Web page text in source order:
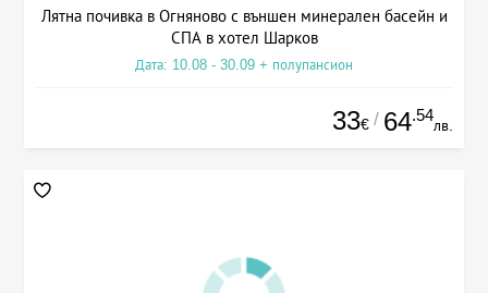
Лятна почивка в Огняново с външен минерален басейн и
СПА в хотел Шарков
Дата: 10.08 - 30.09 + полупансион
33€ / 64.54
лв.